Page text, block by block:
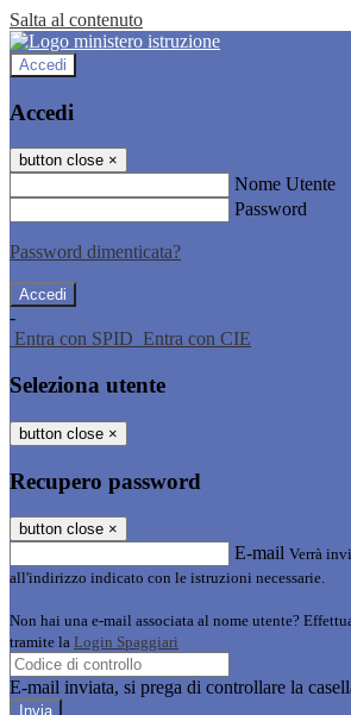
Salta al contenuto
Accedi
Accedi
button close ×
Nome Utente
Password
Password dimenticata?
-
Entra con SPID Entra con CIE
Seleziona utente
button close ×
Recupero password
button close ×
E-mail Verrà
all'indirizzo indicato con le istruzioni necessarie.
Non hai una e-mail associata al nome utente?
tramite la Login Spaggiari
E-mail inviata, si prega di controllare la